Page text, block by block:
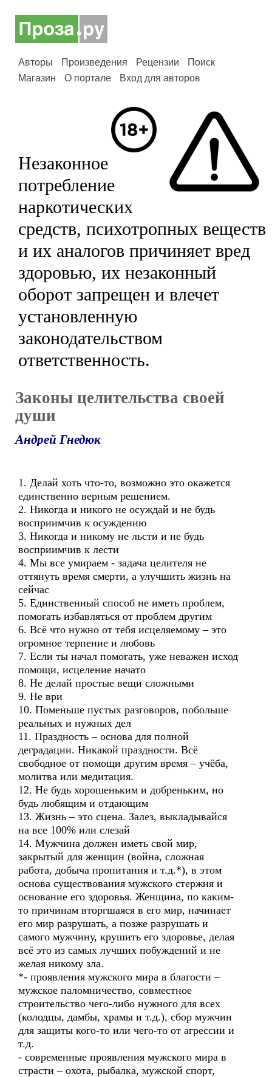
Авторы Произведения Рецензии
Поиск
Магазин
О портале Вход для авторов
Незаконное
потребление
наркотических
средств, психотропных веществ
и их аналогов причиняет вред
здоровью, их незаконный
оборот запрещен и влечет
установленную
законодательством
ответственность.
Законы целительства своей
души
Андрей Гнедюк
1. Делай хоть что-то, возможно это окажется
единственно верным решением.
2. Никогда и никого не осуждай и не будь
восприимчив к осуждению
3. Никогда и никому не льсти и не будь
восприимчив к лести
4. Мы все умираем - задача целителя не
оттянуть время смерти, а улучшить жизнь на
сейчас
5. Единственный способ не иметь проблем,
помогать избавляться от проблем другим
6. Всё что нужно от тебя исцеляемому – это
огромное терпение и любовь
7. Если ты начал помогать, уже неважен исход
помощи, исцеление начато
8. Не делай простые вещи сложными
9. Не ври
10. Поменьше пустых разговоров, побольше
реальных и нужных дел
11. Праздность – основа для полной
деградации. Никакой праздности. Всё
свободное от помощи другим время – учёба,
молитва или медитация.
12. Не будь хорошеньким и добреньким, но
будь любящим и отдающим
13. Жизнь – это сцена. Залез, выкладывайся
на все 100% или слезай
14. Мужчина должен иметь свой мир,
закрытый для женщин (война, сложная
работа, добыча пропитания и т.д.*), в этом
основа существования мужского стержня и
основание его здоровья. Женщина, по каким-
то причинам вторгшаяся в его мир, начинает
его мир разрушать, а позже разрушать и
самого мужчину, крушить его здоровье, делая
всё это из самых лучших побуждений и не
желая никому зла.
*- проявления мужского мира в благости –
мужское паломничество, совместное
строительство чего-либо нужного для всех
(колодцы, дамбы, храмы и т.д.), сбор мужчин
для защиты кого-то или чего-то от агрессии и
т.д.
- современные проявления мужского мира в
страсти – охота, рыбалка, мужской спорт,